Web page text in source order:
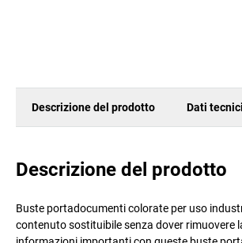
Descrizione del prodotto Dati tecnici
Descrizione del prodotto
Buste portadocumenti colorate per uso
contenuto sostituibile senza dover